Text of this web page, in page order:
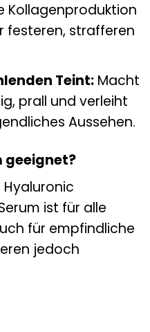
Kollagenproduktion
festeren, strafferen
Teint:Macht
prall und verleiht
Aussehen.
geeignet?
Hyaluronic
ist für alle
für empfindliche
jedoch